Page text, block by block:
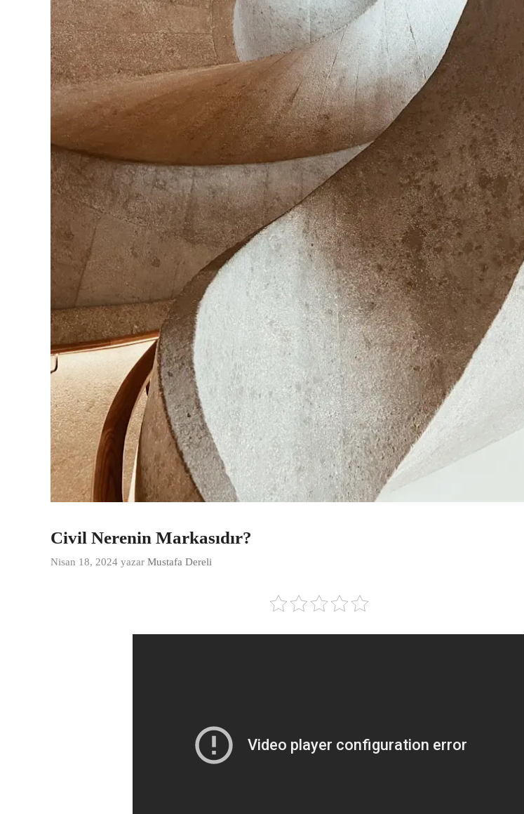
Civil Nerenin Markasıdır?
Nisan 18, 2024 yazar Mustafa Dereli